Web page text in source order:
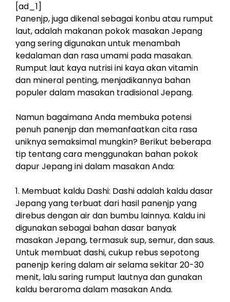
[ad_1]
Panenjp, juga dikenal sebagai konbu atau rumput
laut, adalah makanan pokok masakan Jepang
yang sering digunakan untuk menambah
kedalaman dan rasa umami pada masakan.
Rumput laut kaya nutrisi ini kaya akan vitamin
dan mineral penting, menjadikannya bahan
populer dalam masakan tradisional Jepang.
Namun bagaimana Anda membuka potensi
penuh panenjp dan memanfaatkan cita rasa
uniknya semaksimal mungkin? Berikut beberapa
tip tentang cara menggunakan bahan pokok
dapur Jepang ini dalam masakan Anda:
1. Membuat kaldu Dashi: Dashi adalah kaldu dasar
Jepang yang terbuat dari hasil panenjp yang
direbus dengan air dan bumbu lainnya. Kaldu ini
digunakan sebagai bahan dasar banyak
masakan Jepang, termasuk sup, semur, dan saus.
Untuk membuat dashi, cukup rebus sepotong
panenjp kering dalam air selama sekitar 20-30
menit, lalu saring rumput lautnya dan gunakan
kaldu beraroma dalam masakan Anda.